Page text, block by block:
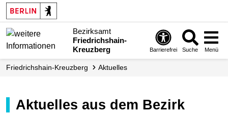
Bezirksamt
Friedrichshain-
Kreuzberg
Barrierefrei Suche Menü
Friedrichshain-Kreuzberg Aktuelles
Aktuelles aus dem Bezirk